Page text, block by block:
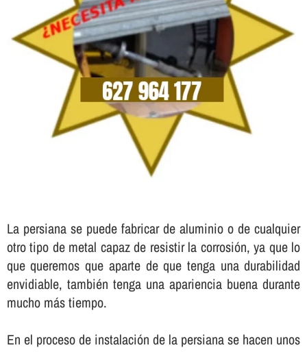
La persiana se puede fabricar de aluminio o de cualquier
otro tipo de metal capaz de resistir la corrosión, ya que lo
que queremos que aparte de que tenga una durabilidad
envidiable, también tenga una apariencia buena durante
mucho más tiempo.
En el proceso de instalación de la persiana se hacen unos